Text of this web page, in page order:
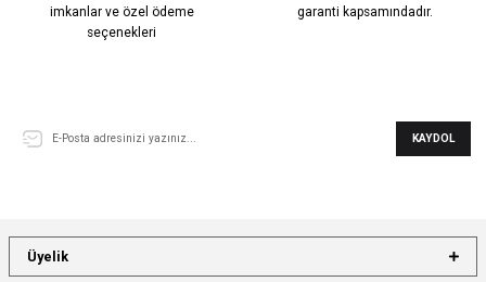
imkanlar ve özel ödeme
seçenekleri
garanti kapsamındadır.
KAYDOL
Üyelik